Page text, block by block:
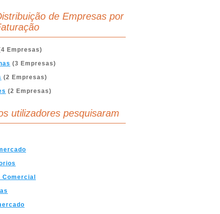
de Empresas por
Empresas)
(3 Empresas)
(2 Empresas)
(2 Empresas)
utilizadores pesquisaram
Comercial